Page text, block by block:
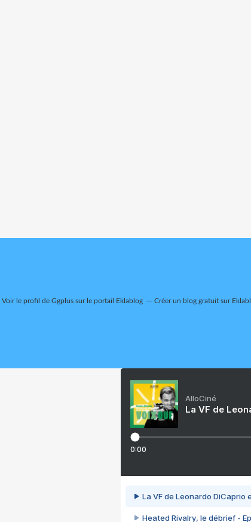
Voir le profil de Ggplussur le portail Eklablog Créer un blog gratuit sur
AlloCiné
La VF de
0:00
La VF de Leonardo DiCaprio
Heated Rivalry, le débrief -